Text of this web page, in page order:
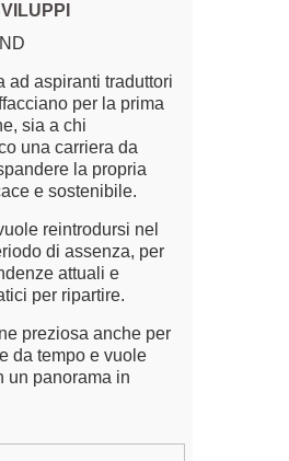
ad aspiranti traduttori
per la prima
sia a chi
una carriera da
la propria
e sostenibile.
reintrodursi nel
di assenza, per
attuali e
per ripartire.
preziosa anche per
da tempo e vuole
un panorama in